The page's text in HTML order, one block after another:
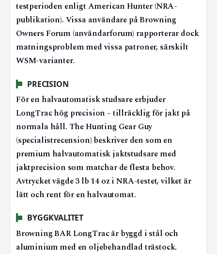
testperioden enligt American Hunter (NRA-
publikation). Vissa användare på Browning
Owners Forum (användarforum) rapporterar dock
matningsproblem med vissa patroner, särskilt
WSM-varianter.
PRECISION
För en halvautomatisk studsare erbjuder
LongTrac hög precision – tillräcklig för jakt på
normala håll. The Hunting Gear Guy
(specialistrecension) beskriver den som en
premium halvautomatisk jaktstudsare med
jaktprecision som matchar de flesta behov.
Avtrycket vägde 3 lb 14 oz i NRA-testet, vilket är
lätt och rent för en halvautomat.
BYGGKVALITET
Browning BAR LongTrac är byggd i stål och
aluminium med en oljebehandlad trästock.